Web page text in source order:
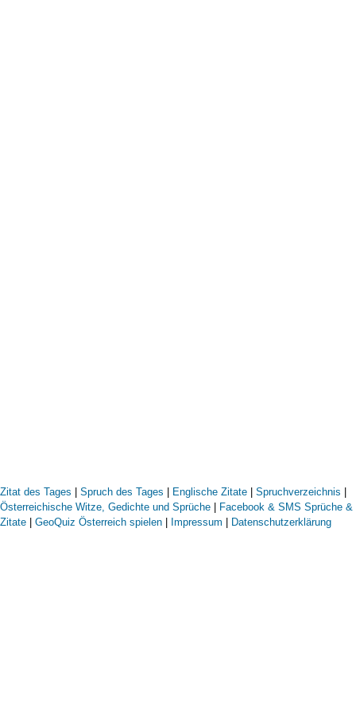
Zitat des Tages | Spruch des Tages | Englische Zitate | Spruchverzeichnis |
Österreichische Witze, Gedichte und Sprüche | Facebook & SMS Sprüche &
Zitate | GeoQuiz Österreich spielen | Impressum | Datenschutzerklärung